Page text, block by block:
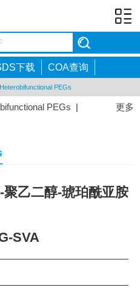
下载 COA查询
Heterobifunctional PEGs
更多
PEGs |
乙二醇-琥珀酰亚胺
SVA